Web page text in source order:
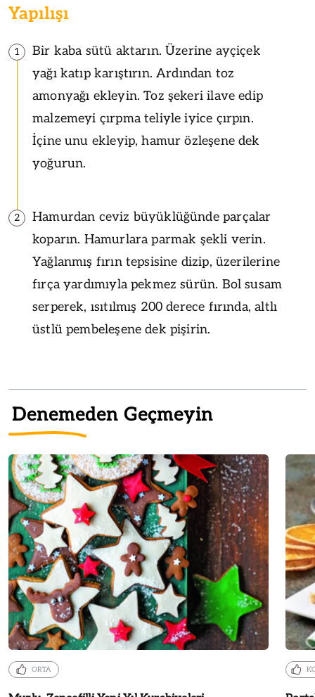
Yapılışı
1
Bir kaba sütü aktarın. Üzerine ayçiçek
yağı katıp karıştırın. Ardından toz
amonyağı ekleyin. Toz şekeri ilave edip
malzemeyi çırpma teliyle iyice çırpın.
İçine unu ekleyip, hamur özleşene dek
yoğurun.
2
Hamurdan ceviz büyüklüğünde parçalar
koparın. Hamurlara parmak şekli verin.
Yağlanmış fırın tepsisine dizip, üzerilerine
fırça yardımıyla pekmez sürün. Bol susam
serperek, ısıtılmış 200 derece fırında, altlı
üstlü pembeleşene dek pişirin.
Denemeden Geçmeyin
ORTA